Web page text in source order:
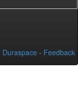
Duraspace - Feedback